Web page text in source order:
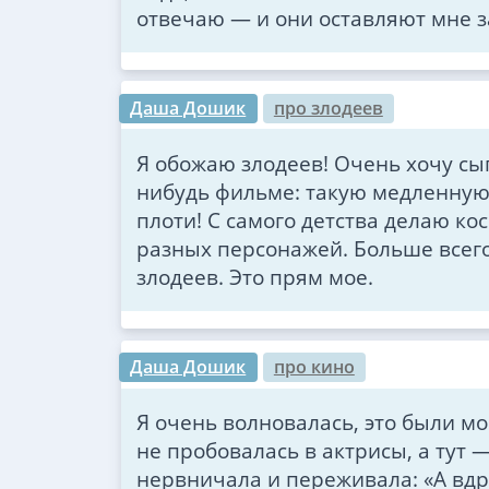
отвечаю — и они оставляют мне
Даша Дошик про злодеев
Я обожаю злодеев! Очень хочу
нибудь фильме: такую
плоти! С самого детства делаю
разных персонажей. Больше
злодеев. Это прям мое.
Даша Дошик про кино
Я очень волновалась, это были
не пробовалась в актрисы, а тут
нервничала и переживала: «А